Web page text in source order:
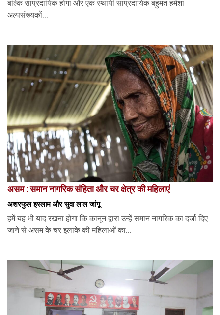
बल्कि सांप्रदायिक होगा और एक स्थायी सांप्रदायिक बहुमत हमेशा
अल्पसंख्यकों...
असम : समान नागरिक संहिता और चर क्षेत्र की महिलाएं
अशरफुल इस्लाम और सुवा लाल जांगू
हमें यह भी याद रखना होगा कि कानून द्वारा उन्हें समान नागरिक का दर्जा दिए
जाने से असम के चर इलाके की महिलाओं का...